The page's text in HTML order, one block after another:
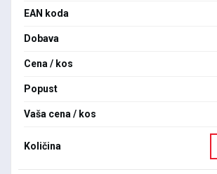
EAN koda
Dobava
Cena / kos
Popust
Vaša cena / kos
Količina